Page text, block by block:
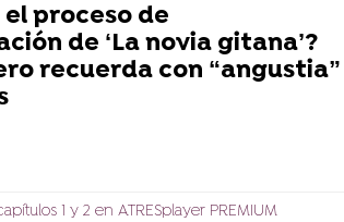
proceso de
de ‘La novia gitana’?
recuerda con “angustia”
1 y 2 en ATRESplayer PREMIUM